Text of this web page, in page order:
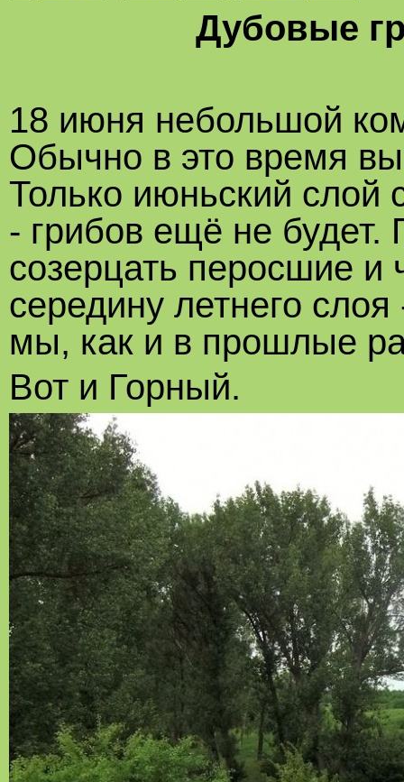
Дубовые
18 июня небольшой
Обычно в это время
Только июньский
- грибов ещё не
созерцать перосшие
середину летнего
мы, как и в прошлые
Вот и Горный.